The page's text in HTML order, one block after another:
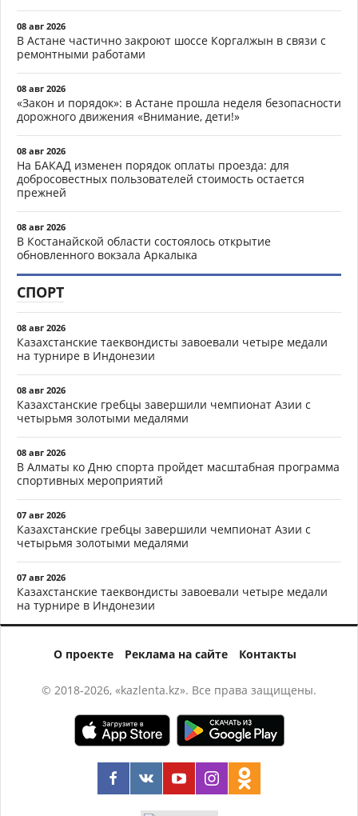
08 авг 2026
В Астане частично закроют шоссе Коргалжын в связи с
ремонтными работами
08 авг 2026
«Закон и порядок»: в Астане прошла неделя безопасности
дорожного движения «Внимание, дети!»
08 авг 2026
На БАКАД изменен порядок оплаты проезда: для
добросовестных пользователей стоимость остается
прежней
08 авг 2026
В Костанайской области состоялось открытие
обновленного вокзала Аркалыка
СПОРТ
08 авг 2026
Казахстанские таеквондисты завоевали четыре медали
на турнире в Индонезии
08 авг 2026
Казахстанские гребцы завершили чемпионат Азии с
четырьмя золотыми медалями
08 авг 2026
В Алматы ко Дню спорта пройдет масштабная программа
спортивных мероприятий
07 авг 2026
Казахстанские гребцы завершили чемпионат Азии с
четырьмя золотыми медалями
07 авг 2026
Казахстанские таеквондисты завоевали четыре медали
на турнире в Индонезии
О проекте Реклама на сайте Контакты
© 2018-2026, «kazlenta.kz». Все права защищены.